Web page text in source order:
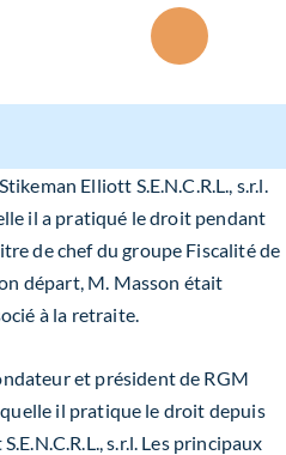
Stikeman Elliott S.E.N.C.R.L., s.r.l.
il a pratiqué le droit pendant
de chef du groupe Fiscalité de
départ, M. Masson était
à la retraite.
et président de RGM
il pratique le droit depuis
s.r.l. Les principaux